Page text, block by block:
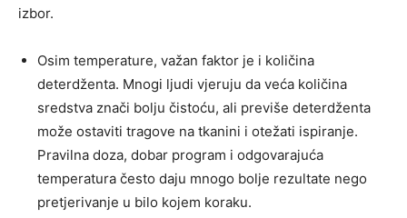
izbor.
Osim temperature, važan faktor je i količina
deterdženta. Mnogi ljudi vjeruju da veća količina
sredstva znači bolju čistoću, ali previše deterdženta
može ostaviti tragove na tkanini i otežati ispiranje.
Pravilna doza, dobar program i odgovarajuća
temperatura često daju mnogo bolje rezultate nego
pretjerivanje u bilo kojem koraku.